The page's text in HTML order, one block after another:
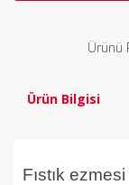
Ürünü
Ürün Bilgisi
Fıstık